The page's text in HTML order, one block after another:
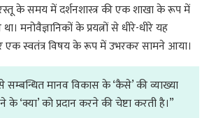
के समय में दर्शनशास्त्र की एक शाखा के रूप में
मनोवैज्ञानिकों के प्रयत्नों से धीरे-धीरे यह
एक स्वतंत्र विषय के रूप में उभरकर सामने आया।
सम्बन्धित मानव विकास के ‘कैसे’ की व्याख्या
के ‘क्या’ को प्रदान करने की चेष्टा करती है।”